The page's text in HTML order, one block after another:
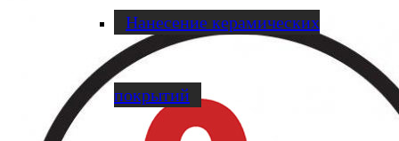
Нанесение керамических
покрытий